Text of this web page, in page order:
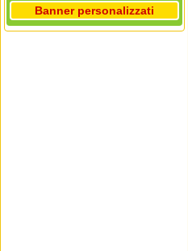
Banner personalizzati